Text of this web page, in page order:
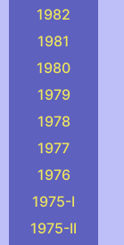
1982
1981
1980
1979
1978
1977
1976
1975-I
1975-II